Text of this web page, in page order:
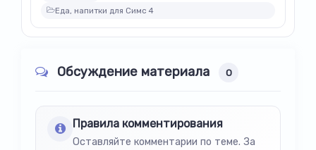
Еда, напитки для Симс 4
Обсуждение материала 0
Правила комментирования
Оставляйте комментарии по теме. За